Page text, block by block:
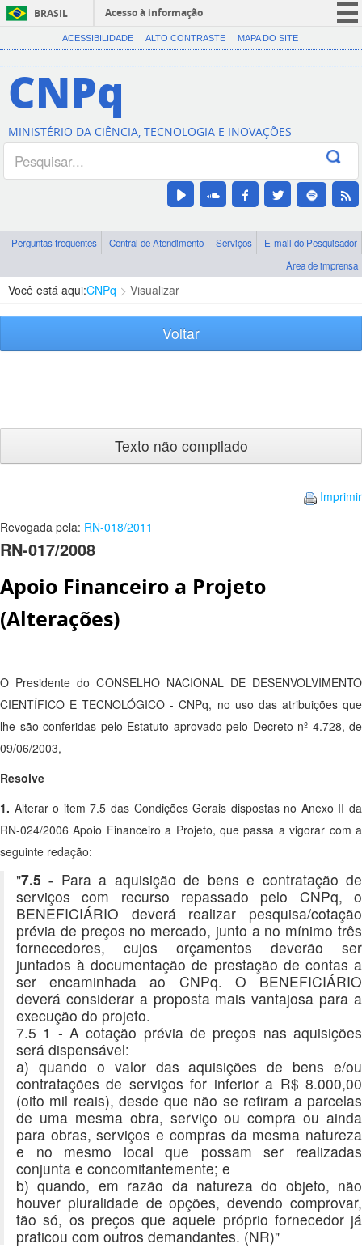
BRASIL
Acesso à informação
CORONAVÍRUS (COVID-19)
Canais
ACESSIBILIDADE ALTO CONTRASTE MAPA DO SITE
CNPq
MINISTÉRIO DA CIÊNCIA, TECNOLOGIA E INOVAÇÕES
Perguntas frequentes Central de Atendimento Serviços
E-mail do Pesquisador
Área de imprensa
Você está aqui:CNPq Visualizar
Voltar
Texto não compilado
Imprimir
Revogada pela: RN-018/2011
RN-017/2008
Apoio Financeiro a Projeto
(Alterações)
O Presidente do CONSELHO NACIONAL DE DESENVOLVIMENTO
CIENTÍFICO E TECNOLÓGICO - CNPq, no uso das atribuições que
lhe são conferidas pelo Estatuto aprovado pelo Decreto nº 4.728, de
09/06/2003,
Resolve
1. Alterar o item 7.5 das Condições Gerais dispostas no Anexo II da
RN-024/2006 Apoio Financeiro a Projeto, que passa a vigorar com a
seguinte redação:
"7.5 - Para a aquisição de bens e contratação de
serviços com recurso repassado pelo CNPq, o
BENEFICIÁRIO deverá realizar pesquisa/cotação
prévia de preços no mercado, junto a no mínimo três
fornecedores, cujos orçamentos deverão ser
juntados à documentação de prestação de contas a
ser encaminhada ao CNPq. O BENEFICIÁRIO
deverá considerar a proposta mais vantajosa para a
execução do projeto.
7.5 1 - A cotação prévia de preços nas aquisições
será dispensável:
a) quando o valor das aquisições de bens e/ou
contratações de serviços for inferior a R$ 8.000,00
(oito mil reais), desde que não se refiram a parcelas
de uma mesma obra, serviço ou compra ou ainda
para obras, serviços e compras da mesma natureza
e no mesmo local que possam ser realizadas
conjunta e concomitantemente; e
b) quando, em razão da natureza do objeto, não
houver pluralidade de opções, devendo comprovar,
tão só, os preços que aquele próprio fornecedor já
praticou com outros demandantes. (NR)"